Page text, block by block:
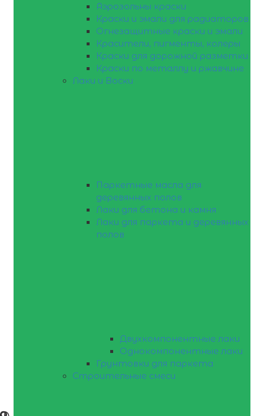
Аэрозольны краски
Краски и эмали для радиаторов
Огнезащитные краски и эмали
Красители, пигменты, колеры
Краски для дорожной разметки
Краски по металлу и ржавчине
Лаки и Воски
Паркетные масла для
деревянных полов
Лаки для бетона и камня
Лаки для паркета и деревянных
полов
Двухкомпонентные лаки
Однокомпонентные лаки
Грунтовки для паркета
Строительные смеси